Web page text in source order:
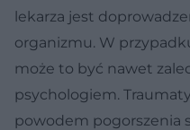
lekarza jest
organizmu. W
może to być nawet
psychologiem.
powodem pogorszenia